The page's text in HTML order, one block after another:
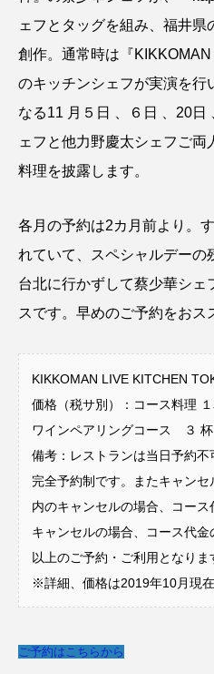
ェフとタッグを組み、福井
創作。通常時は『KIKKOMAN
のキッチンシェフが実演を行
なる11 月５日 、６日 、20日
ェフと他力野慶太シェフご両
料理を披露します。
各月の予約は2カ月前より。
れていて、スペシャルデーの
台北に行かずして蔡少華シェ
スです。早めのご予約をおス
KIKKOMAN LIVE KITCHEN
価格（税サ別）：コース料理
ワインペアリングコース ３
備考：レストランは当日予約
完全予約制です。またキャン
内のキャンセルの場合、コー
キャンセルの場合、コース代
以上のご予約・ご利用となりま
※詳細、価格は2019年10月現
ご予約はこちらから